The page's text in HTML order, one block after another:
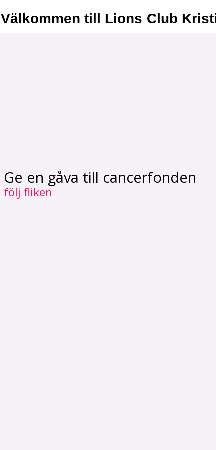
Välkommen till Lions Club
Ge en gåva till cancerfonden
följ fliken